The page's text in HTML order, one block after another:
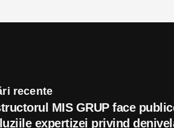
recente
MIS GRUP face
expertizei privind